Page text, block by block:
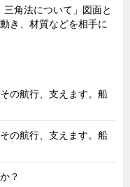
角法について」図面と
き、材質などを相手に
の航行、支えます。船
の航行、支えます。船
？